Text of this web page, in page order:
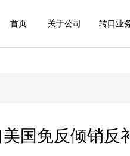
首页 关于公司 转口业
国免反倾销反